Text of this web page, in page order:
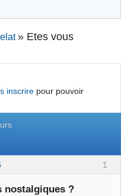
» Etes vous
inscrirepour pouvoir
1
nostalgiques ?